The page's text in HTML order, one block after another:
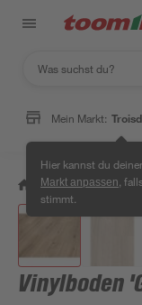
Mein Markt:
Hier kannst du
Markt anpassen ,
stimmt.
/ Bauen &
Vinylboden